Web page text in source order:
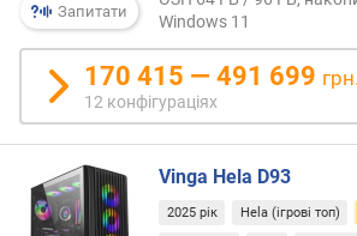
k
C
P
U
M
a
r
k
(
Запитати
Windows 11
170 415 — 491 699 грн.
12 конфігураціях
Vinga Hela D93
2025 рік Hela (ігрові топ)